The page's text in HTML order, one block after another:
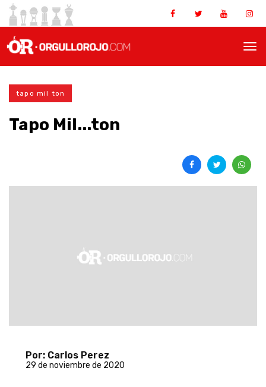
tapo mil ton
Tapo Mil...ton
Por: Carlos Perez
29 de noviembre de 2020